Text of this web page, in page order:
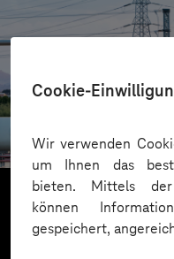
Cookie-
Wir verwenden
um Ihnen das
bieten. Mittels der
können
gespeichert,
HIGHVOLT
CRA-Security für